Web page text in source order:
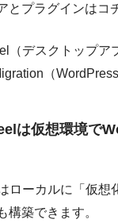
とプラグインはコ
（デスクトップア
（
は仮想環境で
ローカルに「仮想
構築できます。